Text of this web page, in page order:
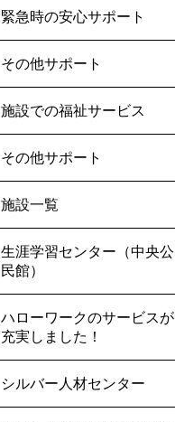
緊急時の安心サポート
その他サポート
施設での福祉サービス
その他サポート
施設一覧
生涯学習センター（中央公
民館）
ハローワークのサービスが
充実しました！
シルバー人材センター